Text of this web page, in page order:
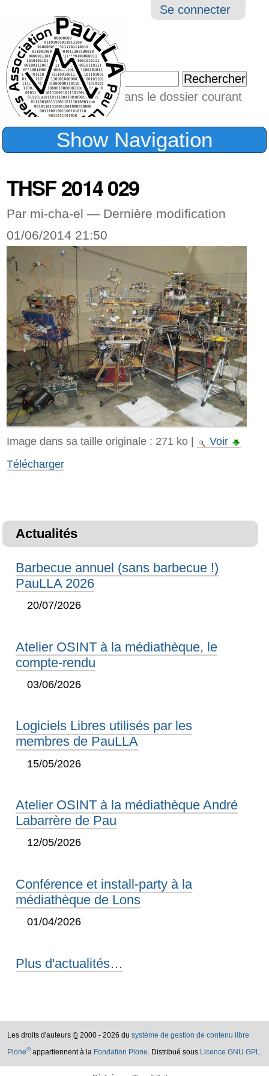
Outils
Se connecter
Chercher par
Seulement dans le dossier courant
Recherche
Show Navigation
THSF 2014 029
Par mi-cha-el — Dernière modification
01/06/2014 21:50
Image dans sa taille originale : 271 ko|
Voir
Télécharger
Actualités
Barbecue annuel (sans barbecue !)
PauLLA 2026
20/07/2026
Atelier OSINT à la médiathèque, le
compte-rendu
03/06/2026
Logiciels Libres utilisés par les
membres de PauLLA
15/05/2026
Atelier OSINT à la médiathèque André
Labarrère de Pau
12/05/2026
Conférence et install-party à la
médiathèque de Lons
01/04/2026
Plus d'actualités…
Les droits d'auteurs © 2000 - 2026 du système de gestion de contenu libre
Plone®appartiennent à la Fondation Plone. Distribué sous Licence GNU GPL.